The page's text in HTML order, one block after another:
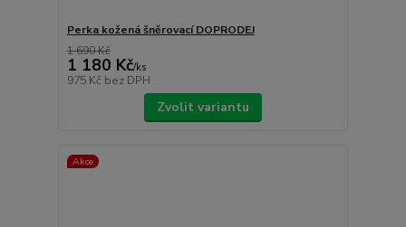
Perka kožená šněrovací DOPRODEJ
1 690 Kč
1 180 Kč/ks
975 Kč bez DPH
Zvolit variantu
Akce